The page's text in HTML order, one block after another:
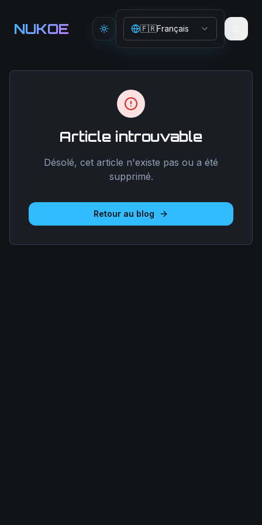
NUKOE Toggle theme
🇫🇷Français
Article introuvable
Désolé, cet article n'existe pas ou a été
supprimé.
Retour au blog